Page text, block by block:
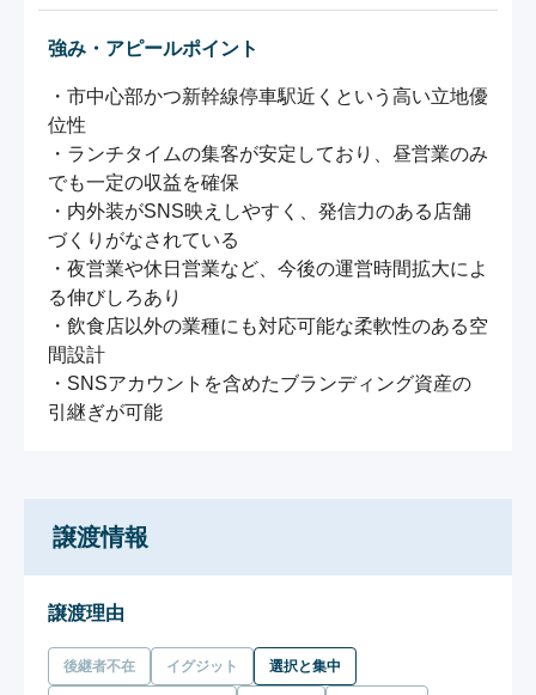
強み・アピールポイント
・市中心部かつ新幹線停車駅近くという高い立地優
位性
・ランチタイムの集客が安定しており、昼営業のみ
でも一定の収益を確保
・内外装がSNS映えしやすく、発信力のある店舗
づくりがなされている
・夜営業や休日営業など、今後の運営時間拡大によ
る伸びしろあり
・飲食店以外の業種にも対応可能な柔軟性のある空
間設計
・SNSアカウントを含めたブランディング資産の
引継ぎが可能
譲渡情報
譲渡理由
後継者不在 イグジット 選択と集中